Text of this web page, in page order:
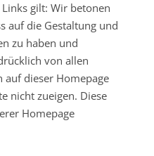
gilt: Wir betonen
auf die Gestaltung und
zu haben und
von allen
auf dieser Homepage
nicht zueigen. Diese
Homepage